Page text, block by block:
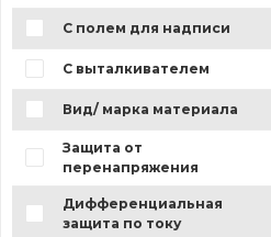
С полем для надписи
С выталкивателем
Вид/ марка материала
Защита от
перенапряжения
Дифференциальная
защита по току